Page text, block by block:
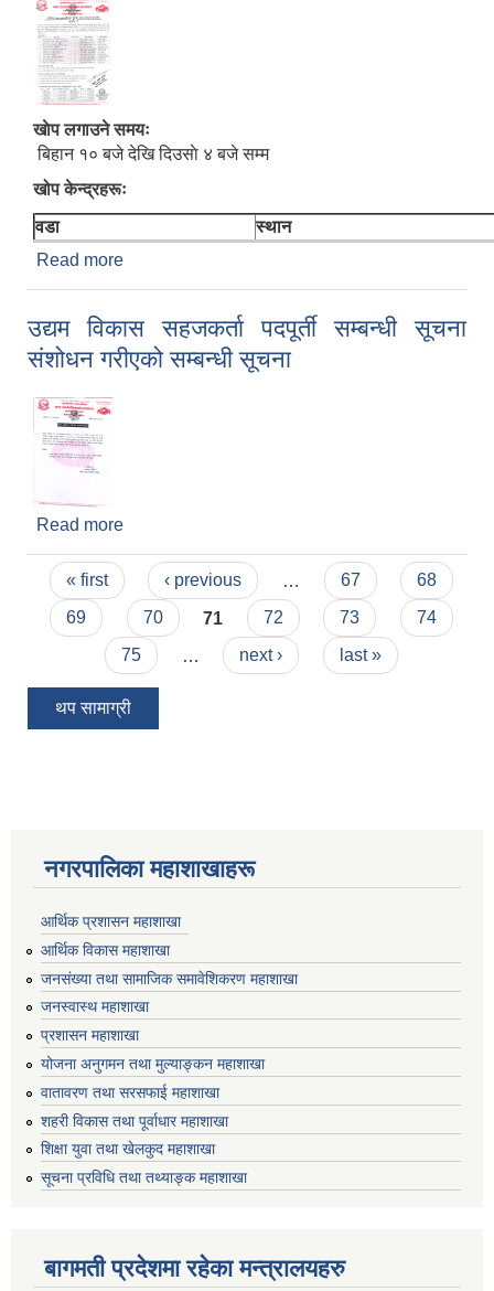
खाेप लगाउने समयः
बिहान १० बजे देखि दिउसाे ४ बजे सम्म
खोप केन्द्रहरूः
वडा
स्थान
Read more
उद्यम विकास सहजकर्ता पदपूर्ती सम्बन्धी सूचना
संशोधन गरीएको सम्बन्धी सूचना
Read more
Pages
« first ‹ previous 67
68
69
70 71 72 73
74
75
next › last »
थप सामाग्री
नगरपालिका महाशाखाहरू
आर्थिक प्रशासन महाशाखा
आर्थिक विकास महाशाखा
जनसंख्या तथा सामाजिक समावेशिकरण महाशाखा
जनस्वास्थ महाशाखा
प्रशासन महाशाखा
योजना अनुगमन तथा मुल्याङ्कन महाशाखा
वातावरण तथा सरसफाई महाशाखा
शहरी विकास तथा पूर्वाधार महाशाखा
शिक्षा युवा तथा खेलकुद महाशाखा
सूचना प्रविधि तथा तथ्याङ्क महाशाखा
बागमती प्रदेशमा रहेका मन्त्रालयहरु